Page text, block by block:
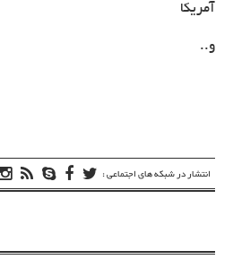
آمریکا
و..
انتشار در شبکه های اجتماعی :